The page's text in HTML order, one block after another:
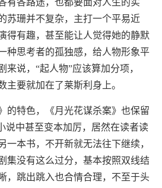
有各路途，也都要面对人生的实
苏珊并不复杂，主打一个平易近
得有趣，甚至能让人觉得她的静默
种思考者的孤独感，给人物形象平
来说，“起人物”应该算加分项，
主要就加在了莱斯利身上。
的特色，《月光花谋杀案》也保留
说中甚至变本加厉，居然在读者读
一本书，不开新就无法往下继续，
集没有这么过分，基本按照双线结
，跳出跳入也合情合理，不至于头